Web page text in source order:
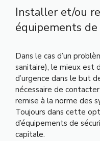
Installer et/ou
équipements
Dans le cas d’un
sanitaire), le mieux est
d’urgence dans le but
nécessaire de
remise à la norme des
Toujours dans cette
d’équipements de
capitale.